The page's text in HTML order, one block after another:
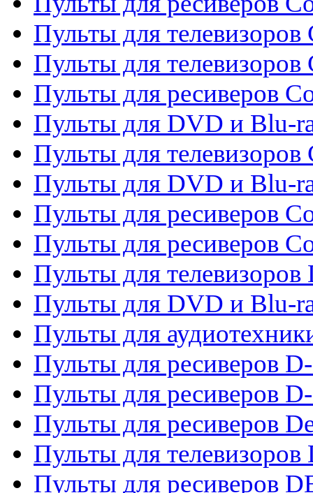
Пульты для телевизоров
Пульты для телевизоров
Пульты для ресиверов
Пульты для DVD и Blu-
Пульты для телевизоров
Пульты для DVD и Blu-
Пульты для ресиверов
Пульты для ресиверов
Пульты для телевизоров
Пульты для DVD и Blu-
Пульты для
Пульты для ресиверов
Пульты для ресиверов
Пульты для ресиверов
Пульты для телевизоров
Пульты для ресиверов